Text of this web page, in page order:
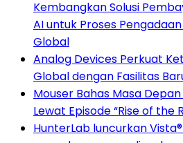
Kembangkan Solusi
AI untuk Proses
Global
Analog Devices Perkuat
Global dengan Fasilitas
Mouser Bahas Masa
Lewat Episode “Rise of the
HunterLab luncurkan